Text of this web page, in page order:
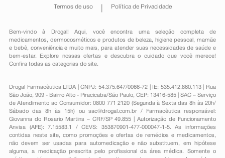
Termos de uso Política de Privacidade
Bem-vindo à Drogal! Aqui, você encontra uma seleção completa de
medicamentos , dermocosméticos e produtos de beleza, higiene pessoal ,mamãe
e bebê, conveniênciae muito mais, para atender suas necessidades de saúde e
bem-estar. Explore nossas ofertas e descubra o cuidado que você merece!
Confira todas as categorias do site.
Drogal Farmacêutica LTDA | CNPJ: 54.375.647/0066-72 | IE: 535.412.860.113 | Rua
São João, 909 - Bairro Alto - Piracicaba/São Paulo, CEP: 13416-585 | SAC – Serviço
de Atendimento ao Consumidor: 0800 771 2120 (Segunda à Sexta das 8h às 20h/
Sábado das 8h às 15h) ou sac@drogal.com.br/ Farmacêutica responsável:
Giovanna do Rosario Martins – CRF/SP 49.855 | Autorização de Funcionamento
Anvisa (AFE): 7.15583.1 / CEVS: 353870901-477-000047-1-5. As informações
contidas neste site, como promoções e ofertas de remédios e medicamentos,
não devem ser usadas para automedicação e não substituem, em hipótese
alguma, a medicação prescrita pelo profissional da área médica. Somente o